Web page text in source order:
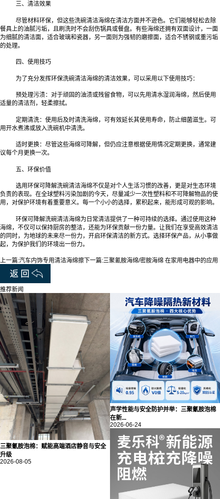
三、清洁效果
尽管材料环保，但这些洗碗清洁海绵在清洁方面并不逊色。它们能够轻松去除
餐具上的油腻污垢，且刷洗时不会刮伤锅具或餐盘。有些海绵还拥有双面设计，一面
为细腻的清洁面，适合玻璃和瓷器，另一面则为强韧的磨擦面，适合不锈钢或重污垢
的处理。
四、使用技巧
为了充分发挥环保洗碗清洁海绵的清洁效果，可以采用以下使用技巧：
预处理污渍：对于顽固的油渍或残留食物，可以先用清水湿润海绵，然后使用
适量的清洁剂，轻柔擦拭。
定期清洗：使用后及时清洗海绵，可有效延长其使用寿命，防止细菌滋生。可
用开水煮沸或放入洗碗机中清洗。
适时更换：尽管这些海绵可降解，但仍应注意根据使用情况定期更换，通常建
议每个月更换一次。
五、环保价值
选用环保可降解洗碗清洁海绵不仅是对个人生活习惯的改善，更是对生态环境
负责的表现。在全球塑料污染加剧的今天，尽量减少一次性塑料和不可降解物品的使
用，对保护环境有着重要意义。每一个小小的选择，累积起来，能形成可观的影响。
环保可降解洗碗清洁海绵为日常清洁提供了一种可持续的选择。通过使用这种
海绵，不仅可以保持厨房的整洁，还能为环保贡献一份力量。让我们在享受高效清洁
的同时，为地球的未来尽一份力，开启环保清洁的新方式。选择环保产品，从小事做
起，为保护我们的环境出一份力。
上一篇:汽车内饰专用清洁海绵擦 下一篇:三聚氰胺海绵/密胺海绵 在家用电器中的应用
推荐新闻
三聚氰胺泡棉：赋能高端酒店静音与安全
升级
2026-08-05
声学性能与安全防护并举：三聚氰胺泡棉
在新...
2026-06-24